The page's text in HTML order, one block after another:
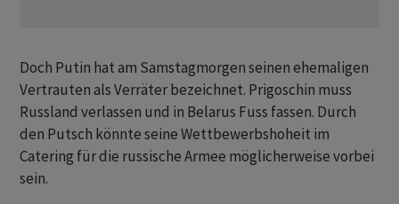
Doch Putin hat am Samstagmorgen seinen ehemaligen
Vertrauten als Verräter bezeichnet. Prigoschin muss
Russland verlassen und in Belarus Fuss fassen. Durch
den Putsch könnte seine Wettbewerbshoheit im
Catering für die russische Armee möglicherweise vorbei
sein.